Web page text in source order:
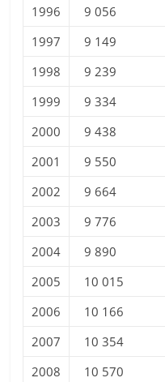
1996
9 056
1997
9 149
1998
9 239
1999
9 334
2000
9 438
2001
9 550
2002
9 664
2003
9 776
2004
9 890
2005
10 015
2006
10 166
2007
10 354
2008
10 570